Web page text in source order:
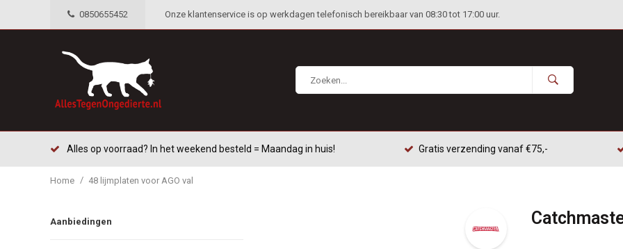
0850655452 Onze klantenservice is op werkdagen telefonisch bereikbaar van 08:30 tot 17:00 uur.
Alles op voorraad? In het weekend besteld = Maandag in huis! Gratis verzending vanaf €75,-
Home / 48 lijmplaten voor AGO val
Aanbiedingen